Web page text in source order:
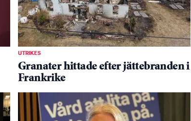
UTRIKES
Granater hittade efter jättebranden i
Frankrike